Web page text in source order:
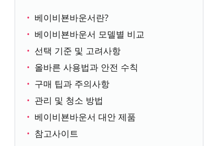
베이비뵨바운서란?
베이비뵨바운서 모델별 비교
선택 기준 및 고려사항
올바른 사용법과 안전 수칙
구매 팁과 주의사항
관리 및 청소 방법
베이비뵨바운서 대안 제품
참고사이트